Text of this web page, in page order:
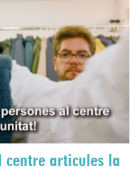
centre articules la